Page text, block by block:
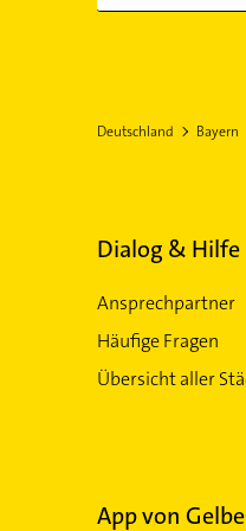
Deutschland Bayern
Dialog & Hilfe
Ansprechpartner
Häufige Fragen
Übersicht aller
App von